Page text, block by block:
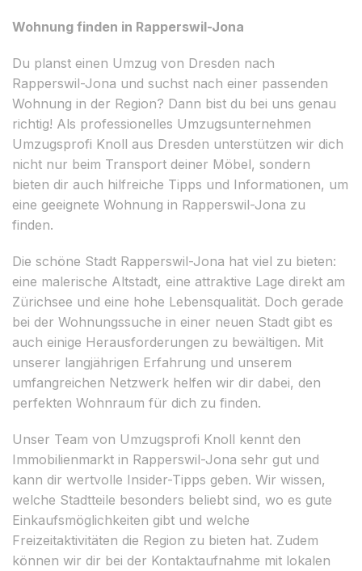
Wohnung finden in Rapperswil-Jona
Du planst einen Umzug von Dresden nach
Rapperswil-Jona und suchst nach einer passenden
Wohnung in der Region? Dann bist du bei uns genau
richtig! Als professionelles Umzugsunternehmen
Umzugsprofi Knoll aus Dresden unterstützen wir dich
nicht nur beim Transport deiner Möbel, sondern
bieten dir auch hilfreiche Tipps und Informationen, um
eine geeignete Wohnung in Rapperswil-Jona zu
finden.
Die schöne Stadt Rapperswil-Jona hat viel zu bieten:
eine malerische Altstadt, eine attraktive Lage direkt am
Zürichsee und eine hohe Lebensqualität. Doch gerade
bei der Wohnungssuche in einer neuen Stadt gibt es
auch einige Herausforderungen zu bewältigen. Mit
unserer langjährigen Erfahrung und unserem
umfangreichen Netzwerk helfen wir dir dabei, den
perfekten Wohnraum für dich zu finden.
Unser Team von Umzugsprofi Knoll kennt den
Immobilienmarkt in Rapperswil-Jona sehr gut und
kann dir wertvolle Insider-Tipps geben. Wir wissen,
welche Stadtteile besonders beliebt sind, wo es gute
Einkaufsmöglichkeiten gibt und welche
Freizeitaktivitäten die Region zu bieten hat. Zudem
können wir dir bei der Kontaktaufnahme mit lokalen